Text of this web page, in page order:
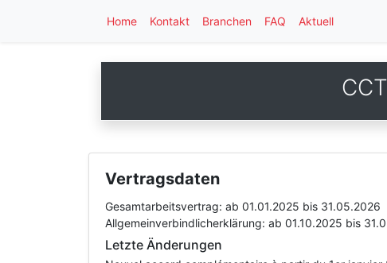
Home Kontakt Branchen FAQ Aktuell
Vertragsdaten
Gesamtarbeitsvertrag: ab 01.01.2025 bis 31.05.2026
Allgemeinverbindlicherklärung: ab 01.10.2025 bis
Letzte Änderungen